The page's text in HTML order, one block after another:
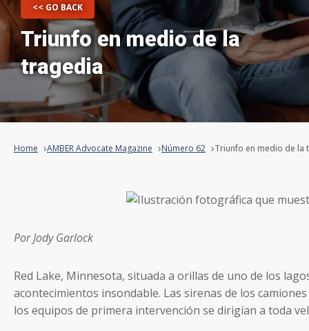
Triunfo en medio de la
tragedia
<< GO BACK
Home AMBER Advocate Magazine Número 62 Triunfo en medio de la
Por Jody Garlock
Red Lake, Minnesota, situada a orillas de uno de los
acontecimientos insondable. Las sirenas de los
los equipos de primera intervención se dirigían a toda